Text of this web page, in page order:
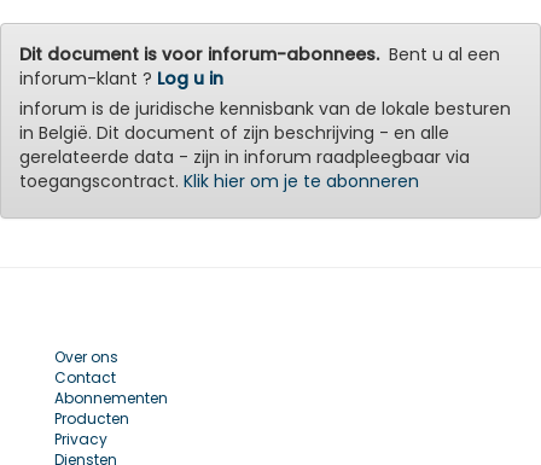
Dit document is voor inforum-abonnees.Bent u al een
inforum-klant ? Log u in
inforum is de juridische kennisbank van de lokale besturen
in België. Dit document of zijn beschrijving - en alle
gerelateerde data - zijn in inforum raadpleegbaar via
toegangscontract. Klik hier om je te abonneren
Over ons
Contact
Abonnementen
Producten
Privacy
Diensten